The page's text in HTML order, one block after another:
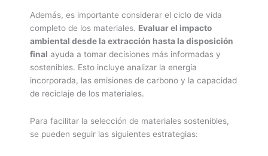
Además, es importante considerar el ciclo de vida
completo de los materiales. Evaluar el impacto
ambiental desde la extracción hasta la disposición
final ayuda a tomar decisiones más informadas y
sostenibles. Esto incluye analizar la energía
incorporada, las emisiones de carbono y la capacidad
de reciclaje de los materiales.
Para facilitar la selección de materiales sostenibles,
se pueden seguir las siguientes estrategias: